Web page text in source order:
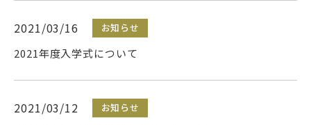
アクセス
サイトポリシー
2021/03/16 お知らせ
2021年度入学式について
2021/03/12 お知らせ